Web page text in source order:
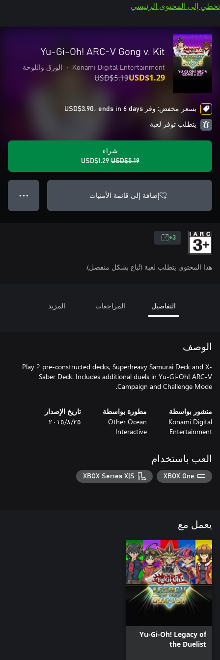
تخطي إلى المحتوى الرئيسي
Yu-Gi-Oh! ARC-V Gong v. Kit
Konami Digital Entertainment
• الورق واللوحة
USD$5.19USD$1.29
بسعر مخفض: وفر USD$3.90، ends in 6 days
يتطلب توفر لعبة
شراء
USD$5.19
USD$1.29
إضافة إلى قائمة الأمنيات ● ● ●
3+
هذا المحتوى يتطلب لعبة (تُباع بشكل منفصل).
التفاصيل المراجعات المزيد
الوصف
Play 2 pre-constructed decks, Superheavy Samurai Deck and X-
Saber Deck. Includes additional duels in Yu-Gi-Oh! ARC-V
Campaign and Challenge Mode.
منشور بواسطة
Konami Digital
Entertainment
مطورة بواسطة
Other Ocean
Interactive
تاريخ الإصدار
٢٥‏/٨‏/٢٠١٥
العب باستخدام
XBOX One
XBOX Series X|S
يعمل مع
Yu-Gi-Oh! Legacy of
the Duelist